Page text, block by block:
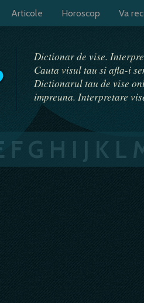
Articole Horoscop Va
Dictionar de vise.
Cauta visul tau si afla-i
Dictionarul tau de vise
impreuna. Interpretare
F G H I J K L